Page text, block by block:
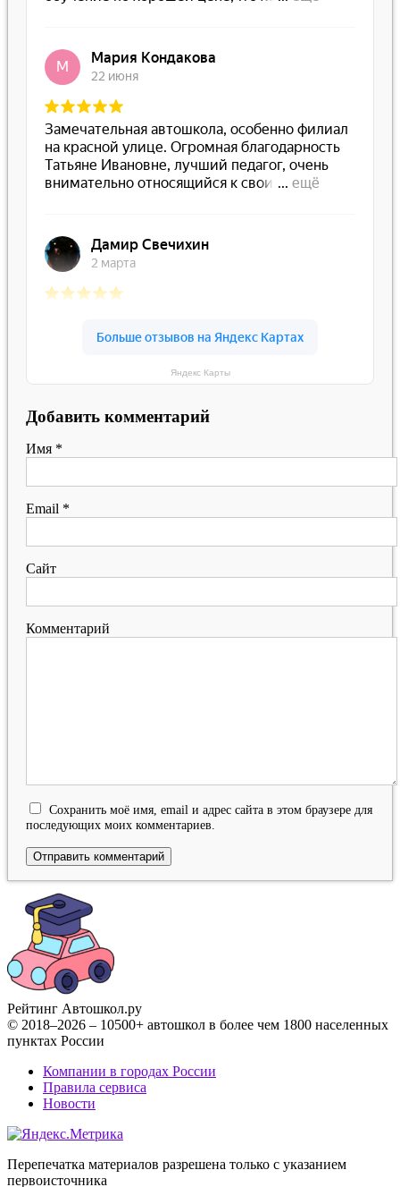
Яндекс Карты
Добавить комментарий
Имя *
Email *
Сайт
Комментарий
Сохранить моё имя, email и адрес сайта в этом браузере для
последующих моих комментариев.
Рейтинг Автошкол.ру
© 2018–2026 – 10500+ автошкол в более чем 1800 населенных
пунктах России
Компании в городах России
Правила сервиса
Новости
Перепечатка материалов разрешена только с указанием
первоисточника